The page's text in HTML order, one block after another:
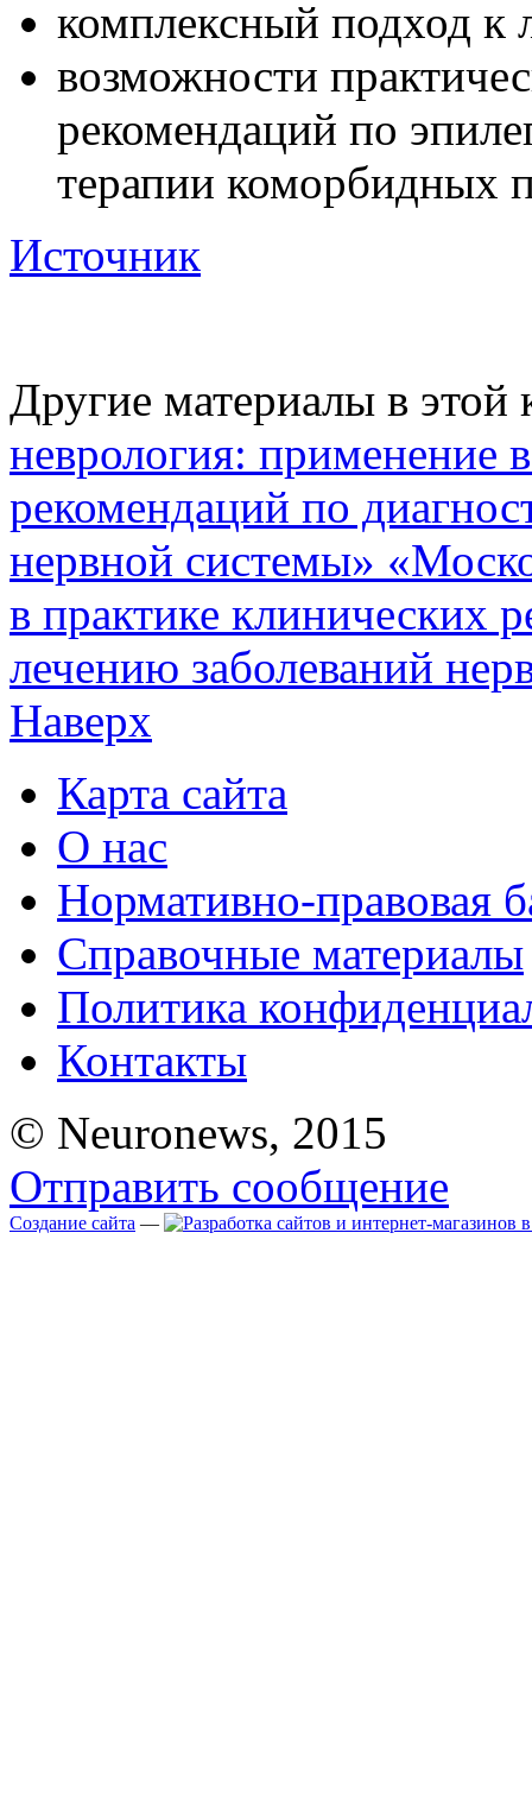
комплексный подход к
возможности
рекомендаций по
терапии коморбидных
Источник
Другие материалы в этой
неврология: применение
рекомендаций по
нервной системы»
в практике клинических
лечению заболеваний
Наверх
Карта сайта
О нас
Нормативно-правовая
Справочные материалы
Политика
Контакты
© Neuronews, 2015
Отправить сообщение
Создание сайта —